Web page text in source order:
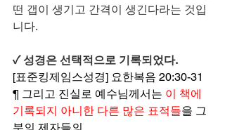
떤 갭이 생기고 간격이 생긴다라는 것입
니다.
✓ 성경은 선택적으로 기록되었다.
[표준킹제임스성경] 요한복음 20:30-31
¶ 그리고 진실로 예수님께서는 이 책에
기록되지 아니한 다른 많은 표적들을 그